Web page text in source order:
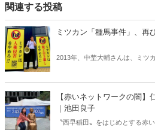
関連する投稿
ミツカン「種馬事件」、再
2013年、中埜大輔さんは、ミツ
を義父母の養子に差し出すよう
離婚の強要、親子引き離し（実
告発報道の取材に応じたことを
に「種馬」のように使われ、放
【赤いネットワークの闇】
｜池田良子
〝西早稲田〟をはじめとする赤